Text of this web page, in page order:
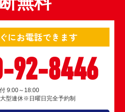
にお電話できます
92-8446
9:00～18:00
型連休※日曜日完全予約制